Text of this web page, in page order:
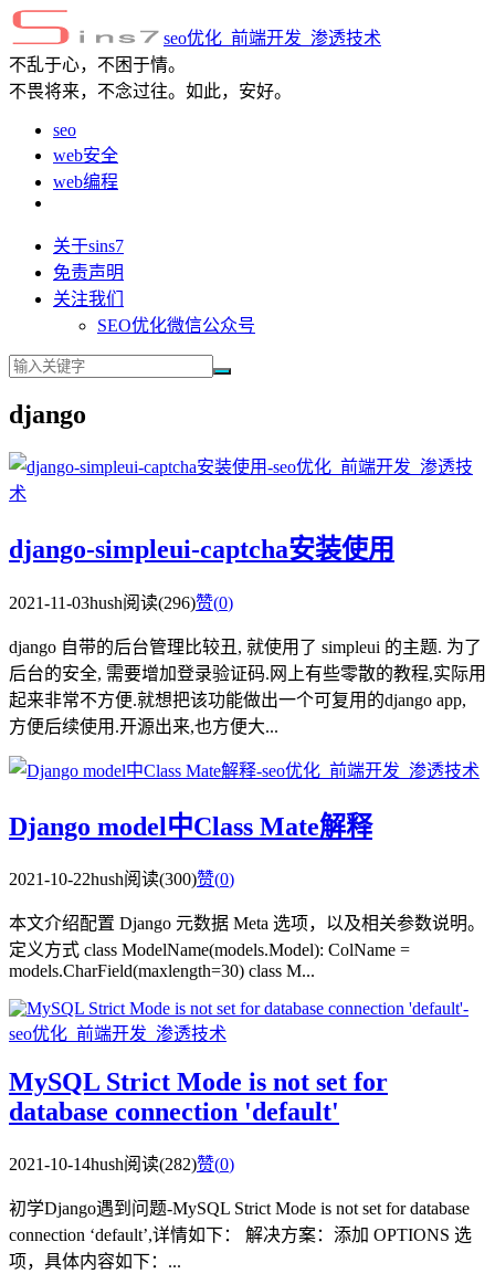
seo优化_前端开发_渗透技术
不乱于心，不困于情。
不畏将来，不念过往。如此，安好。
seo
web安全
web编程
关于sins7
免责声明
关注我们
SEO优化微信公众号
django
django-simpleui-captcha安装使用
2021-11-03hush阅读(296)赞(0)
django 自带的后台管理比较丑, 就使用了 simpleui 的主题. 为了
后台的安全, 需要增加登录验证码.网上有些零散的教程,实际用
起来非常不方便.就想把该功能做出一个可复用的django app,
方便后续使用.开源出来,也方便大...
Django model中Class Mate解释
2021-10-22hush阅读(300)赞(0)
本文介绍配置 Django 元数据 Meta 选项，以及相关参数说明。
定义方式 class ModelName(models.Model): ColName =
models.CharField(maxlength=30) class M...
MySQL Strict Mode is not set for
database connection 'default'
2021-10-14hush阅读(282)赞(0)
初学Django遇到问题-MySQL Strict Mode is not set for database
connection ‘default’,详情如下： 解决方案：添加 OPTIONS 选
项，具体内容如下：...